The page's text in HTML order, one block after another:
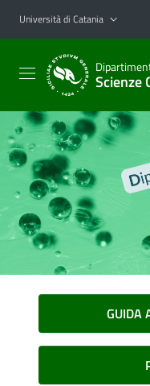
Vai al contenuto principale
Vai al menu di navigazione
Università di Catania
Scienze
GUIDA